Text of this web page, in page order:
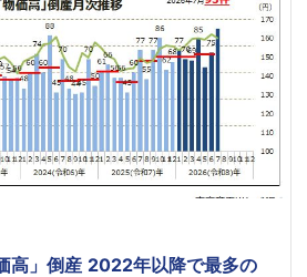
高」倒産 2022年以降で最多の